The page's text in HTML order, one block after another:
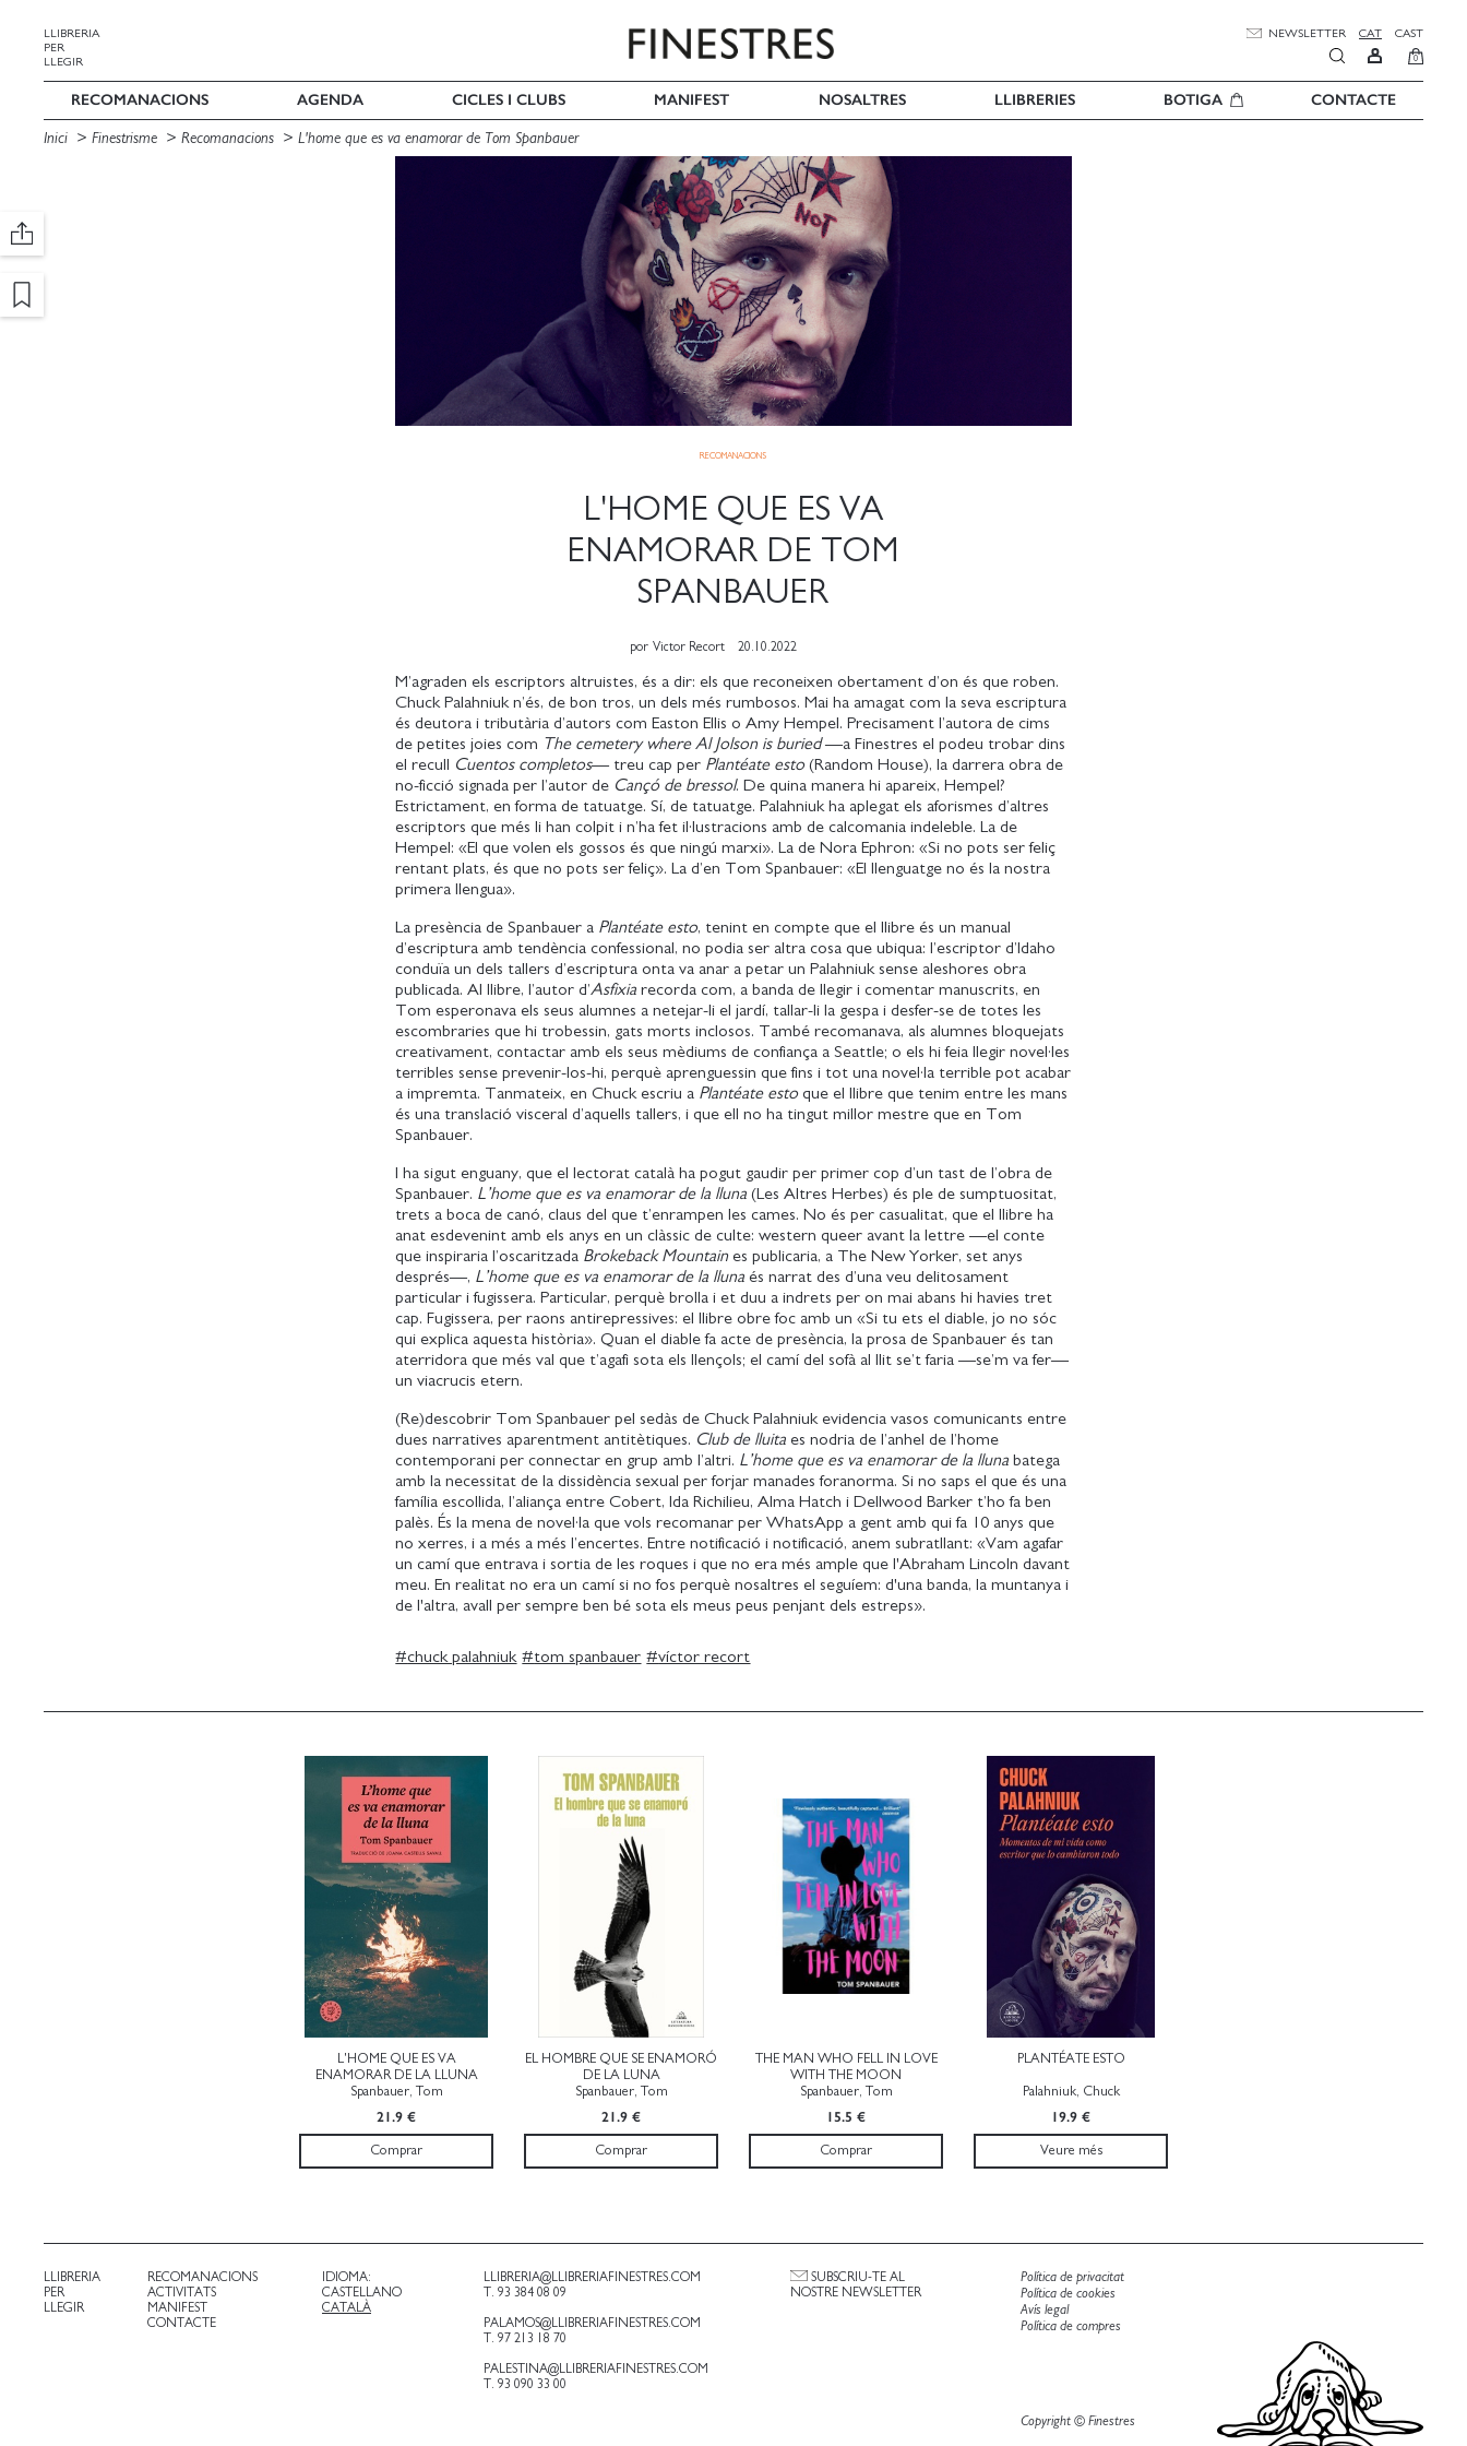
LLIBRERIA
PER
LLEGIR
NEWSLETTER CAT CAST
0
RECOMANACIONS AGENDA CICLES I CLUBS MANIFEST NOSALTRES LLIBRERIES BOTIGA CONTACTE
Inici Finestrisme Recomanacions L'home que es va enamorar de Tom Spanbauer
RECOMANACIONS
L'HOME QUE ES VA
ENAMORAR DE TOM
SPANBAUER
por Victor Recort 20.10.2022
M’agraden els escriptors altruistes, és a dir: els que reconeixen obertament d’on és que roben.
Chuck Palahniuk n’és, de bon tros, un dels més rumbosos. Mai ha amagat com la seva escriptura
és deutora i tributària d’autors com Easton Ellis o Amy Hempel. Precisament l’autora de cims
de petites joies com The cemetery where Al Jolson is buried—a Finestres el podeu trobar dins
el recull Cuentos completos— treu cap per Plantéate esto(Random House), la darrera obra de
no-ficció signada per l’autor de Cançó de bressol. De quina manera hi apareix, Hempel?
Estrictament, en forma de tatuatge. Sí, de tatuatge. Palahniuk ha aplegat els aforismes d’altres
escriptors que més li han colpit i n’ha fet il·lustracions amb de calcomania indeleble. La de
Hempel: «El que volen els gossos és que ningú marxi». La de Nora Ephron: «Si no pots ser feliç
rentant plats, és que no pots ser feliç». La d’en Tom Spanbauer: «El llenguatge no és la nostra
primera llengua».
La presència de Spanbauer a Plantéate esto, tenint en compte que el llibre és un manual
d’escriptura amb tendència confessional, no podia ser altra cosa que ubiqua: l’escriptor d’Idaho
conduïa un dels tallers d’escriptura onta va anar a petar un Palahniuk sense aleshores obra
publicada. Al llibre, l’autor d’Asfixia recorda com, a banda de llegir i comentar manuscrits, en
Tom esperonava els seus alumnes a netejar-li el jardí, tallar-li la gespa i desfer-se de totes les
escombraries que hi trobessin, gats morts inclosos. També recomanava, als alumnes bloquejats
creativament, contactar amb els seus mèdiums de confiança a Seattle; o els hi feia llegir novel·les
terribles sense prevenir-los-hi, perquè aprenguessin que fins i tot una novel·la terrible pot acabar
a impremta. Tanmateix, en Chuck escriu a Plantéate estoque el llibre que tenim entre les mans
és una translació visceral d’aquells tallers, i que ell no ha tingut millor mestre que en Tom
Spanbauer.
I ha sigut enguany, que el lectorat català ha pogut gaudir per primer cop d’un tast de l’obra de
Spanbauer. L’home que es va enamorar de la lluna (Les Altres Herbes) és ple de sumptuositat,
trets a boca de canó, claus del que t’enrampen les cames. No és per casualitat, que el llibre ha
anat esdevenint amb els anys en un clàssic de culte: western queer avant la lettre —el conte
que inspiraria l’oscaritzada Brokeback Mountaines publicaria, a The New Yorker, set anys
després—, L’home que es va enamorar de la lluna és narrat des d’una veu delitosament
particular i fugissera. Particular, perquè brolla i et duu a indrets per on mai abans hi havies tret
cap. Fugissera, per raons antirepressives: el llibre obre foc amb un «Si tu ets el diable, jo no sóc
qui explica aquesta història». Quan el diable fa acte de presència, la prosa de Spanbauer és tan
aterridora que més val que t’agafi sota els llençols; el camí del sofà al llit se’t faria —se’m va fer—
un viacrucis etern.
(Re)descobrir Tom Spanbauer pel sedàs de Chuck Palahniuk evidencia vasos comunicants entre
dues narratives aparentment antitètiques. Club de lluita es nodria de l’anhel de l’home
contemporani per connectar en grup amb l’altri. L’home que es va enamorar de la lluna batega
amb la necessitat de la dissidència sexual per forjar manades foranorma. Si no saps el que és una
família escollida, l’aliança entre Cobert, Ida Richilieu, Alma Hatch i Dellwood Barker t’ho fa ben
palès. És la mena de novel·la que vols recomanar per WhatsApp a gent amb qui fa 10 anys que
no xerres, i a més a més l’encertes. Entre notificació i notificació, anem subratllant: «Vam agafar
un camí que entrava i sortia de les roques i que no era més ample que l'Abraham Lincoln davant
meu. En realitat no era un camí si no fos perquè nosaltres el seguíem: d'una banda, la muntanya i
de l'altra, avall per sempre ben bé sota els meus peus penjant dels estreps».
#chuck palahniuk #tom spanbauer #víctor recort
L'HOME QUE ES VA
ENAMORAR DE LA LLUNA
Spanbauer, Tom
21.9 €
Comprar
EL HOMBRE QUE SE ENAMORÓ
DE LA LUNA
Spanbauer, Tom
21.9 €
Comprar
THE MAN WHO FELL IN LOVE
WITH THE MOON
Spanbauer, Tom
15.5 €
Comprar
PLANTÉATE ESTO
Palahniuk, Chuck
19.9 €
Veure més
LLIBRERIA
PER
LLEGIR
RECOMANACIONS
ACTIVITATS
MANIFEST
CONTACTE
IDIOMA:
CASTELLANO
CATALÀ
LLIBRERIA@LLIBRERIAFINESTRES.COM
T. 93 384 08 09
PALAMOS@LLIBRERIAFINESTRES.COM
T. 97 213 18 70
PALESTINA@LLIBRERIAFINESTRES.COM
T. 93 090 33 00
SUBSCRIU-TE AL
NOSTRE NEWSLETTER
Política de privacitat
Política de cookies
Avís legal
Política de compres
Copyright © Finestres